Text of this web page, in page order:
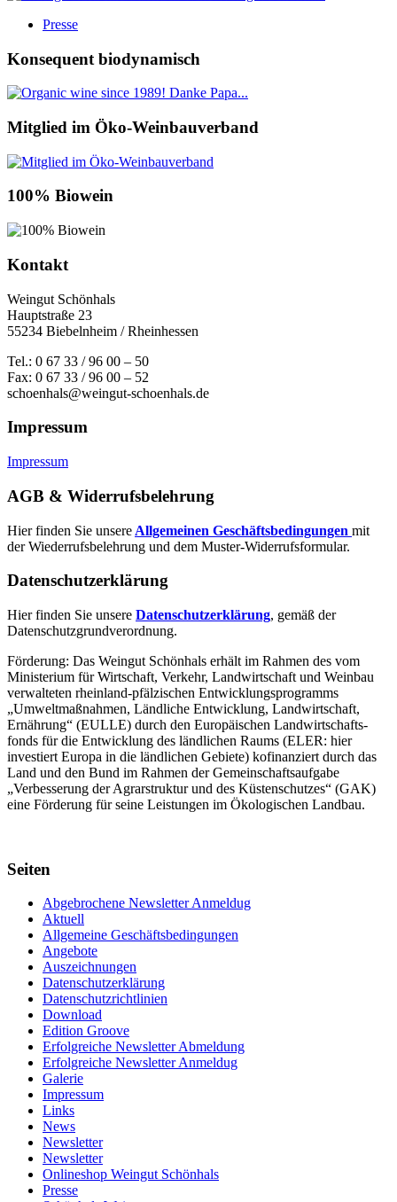
Presse
Konsequent biodynamisch
Mitglied im Öko-Weinbauverband
100% Biowein
Kontakt
Weingut Schönhals
Hauptstraße 23
55234 Biebelnheim / Rheinhessen
Tel.: 0 67 33 / 96 00 – 50
Fax: 0 67 33 / 96 00 – 52
schoenhals@weingut-schoenhals.de
Impressum
Impressum
AGB & Widerrufsbelehrung
Hier finden Sie unsere Allgemeinen Geschäftsbedingungen mit
der Wiederrufsbelehrung und dem Muster-Widerrufsformular.
Datenschutzerklärung
Hier finden Sie unsere Datenschutzerklärung, gemäß der
Datenschutzgrundverordnung.
Förderung: Das Weingut Schönhals erhält im Rahmen des vom
Minis­terium für Wirtschaft, Verkehr, Land­wirt­schaft und Weinbau
verwal­teten rhein­land-pfälzischen Entwick­lungs­programms
„Umwelt­maßnahmen, Länd­liche Entwick­lung, Landwirt­schaft,
Ernährung“ (EULLE) durch den Euro­päischen Land­wirtschafts­
fonds für die Entwick­lung des länd­lichen Raums (ELER: hier
investiert Europa in die ländlichen Gebiete) kofinanziert durch das
Land und den Bund im Rahmen der Gemein­schafts­aufgabe
„Verbes­serung der Agrar­struktur und des Küsten­schutzes“ (GAK)
eine Förderung für seine Leis­tungen im Ökolo­gischen Landbau.
Seiten
Abgebrochene Newsletter Anmeldug
Aktuell
Allgemeine Geschäftsbedingungen
Angebote
Auszeichnungen
Datenschutzerklärung
Datenschutzrichtlinien
Download
Edition Groove
Erfolgreiche Newsletter Abmeldung
Erfolgreiche Newsletter Anmeldug
Galerie
Impressum
Links
News
Newsletter
Newsletter
Onlineshop Weingut Schönhals
Presse